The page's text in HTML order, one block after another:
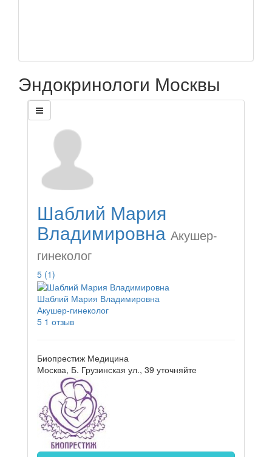
Эндокринологи Москвы
Шаблий Мария
Владимировна Акушер-
гинеколог
5 (1)
Шаблий Мария Владимировна
Акушер-гинеколог
5 1 отзыв
Биопрестиж Медицина
Москва, Б. Грузинская ул., 39 уточняйте